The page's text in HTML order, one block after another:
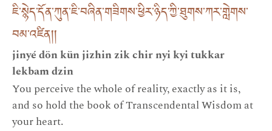
ཇི་སྙེད་དོན་ཀུན་ཇི་བཞིན་གཟིགས་ཕྱིར་ཉིད་ཀྱི་ཐུགས་ཀར་གླེགས་
བམ་འཛིན། །
jinyé dön kün jizhin zik chir nyi kyi tukkar
lekbam dzin
You perceive the whole of reality, exactly as it is,
and so hold the book of Transcendental Wisdom at
your heart.